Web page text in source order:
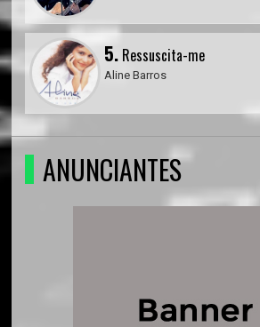
5. Ressuscita-me
Aline Barros
ANUNCIANTES